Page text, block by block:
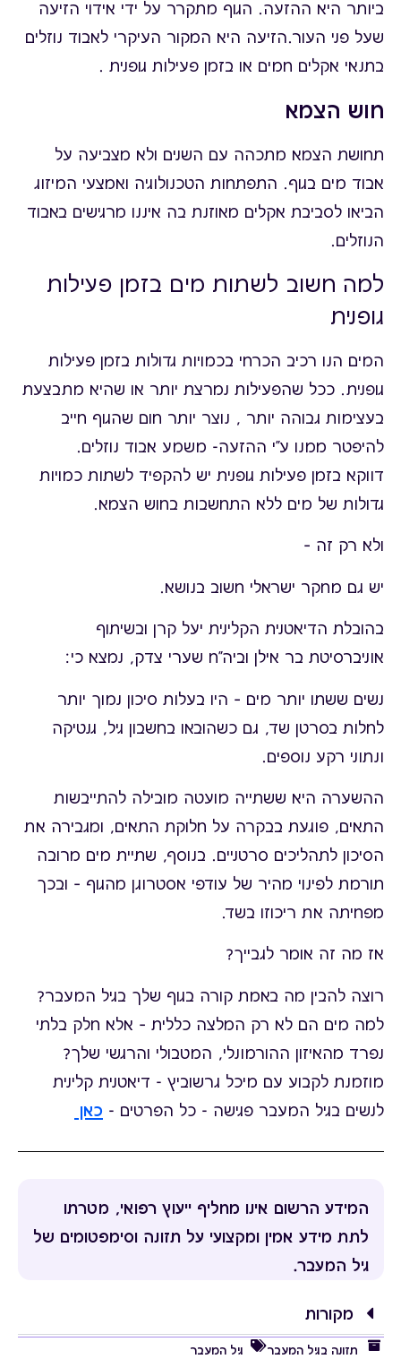
ביותר היא ההזעה. הגוף מתקרר על ידי אידוי הזיעה
שעל פני העור.הזיעה היא המקור העיקרי לאבוד נוזלים
בתנאי אקלים חמים או בזמן פעילות גופנית .
חוש הצמא
תחושת הצמא מתכהה עם השנים ולא מצביעה על
אבוד מים בגוף. התפתחות הטכנולוגיה ואמצעי המיזוג
הביאו לסביבת אקלים מאוזנת בה איננו מרגישים באבוד
הנוזלים.
למה חשוב לשתות מים בזמן פעילות
גופנית
המים הנו רכיב הכרחי בכמויות גדולות בזמן פעילות
גופנית. ככל שהפעילות נמרצת יותר או שהיא מתבצעת
בעצימות גבוהה יותר , נוצר יותר חום שהגוף חייב
להיפטר ממנו ע"י ההזעה- משמע אבוד נוזלים.
דווקא בזמן פעילות גופנית יש להקפיד לשתות כמויות
גדולות של מים ללא התחשבות בחוש הצמא.
ולא רק זה –
יש גם מחקר ישראלי חשוב בנושא.
בהובלת הדיאטנית הקלינית יעל קרן ובשיתוף
אוניברסיטת בר אילן וביה"ח שערי צדק, נמצא כי:
נשים ששתו יותר מים – היו בעלות סיכון נמוך יותר
לחלות בסרטן שד, גם כשהובאו בחשבון גיל, גנטיקה
ונתוני רקע נוספים.
ההשערה היא ששתייה מועטה מובילה להתייבשות
התאים, פוגעת בבקרה על חלוקת התאים, ומגבירה את
הסיכון לתהליכים סרטניים. בנוסף, שתיית מים מרובה
תורמת לפינוי מהיר של עודפי אסטרוגן מהגוף – ובכך
מפחיתה את ריכוזו בשד.
אז מה זה אומר לגבייך?
רוצה להבין מה באמת קורה בגוף שלך בגיל המעבר?
למה מים הם לא רק המלצה כללית – אלא חלק בלתי
נפרד מהאיזון ההורמונלי, המטבולי והרגשי שלך?
מוזמנת לקבוע עם מיכל גרשוביץ - דיאטנית קלינית
לנשים בגיל המעבר פגישה - כל הפרטים - כאן
המידע הרשום אינו מחליף ייעוץ רפואי, מטרתו
לתת מידע אמין ומקצועי על תזונה וסימפטומים של
גיל המעבר.
מקורות
תזונה בגיל המעבר
גיל המעבר